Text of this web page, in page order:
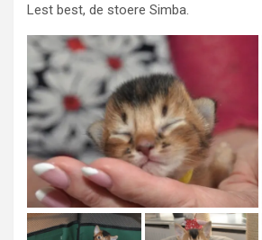
Lest best, de stoere Simba.